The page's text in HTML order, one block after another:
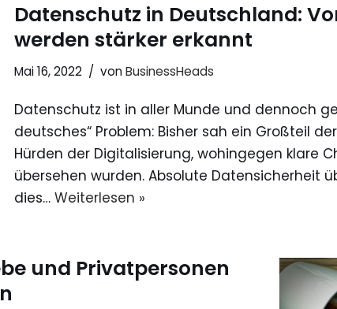
Datenschutz in Deutschland:
werden stärker erkannt
Mai 16, 2022 vonBusinessHeads
Datenschutz ist in aller Munde und dennoch
deutsches“ Problem: Bisher sah ein Großteil
Hürden der Digitalisierung, wohingegen klare
übersehen wurden. Absolute Datensicherheit
dies… Weiterlesen »
und Privatpersonen